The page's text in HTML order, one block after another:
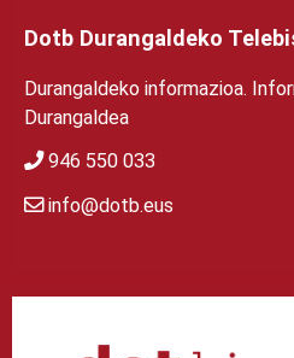
Dotb Durangaldeko
Durangaldeko informazioa.
Durangaldea
946 550 033
info@dotb.eus